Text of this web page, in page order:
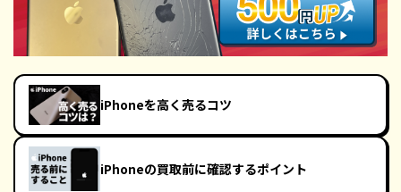
iPhoneを高く売るコツ
iPhoneの買取前に確認するポイント